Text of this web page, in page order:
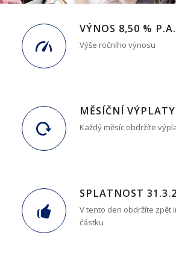
VÝNOS 8,50 % P.A.
Výše ročního výnosu
MĚSÍČNÍ VÝPLATY
Každý měsíc obdržíte
SPLATNOST
V tento den obdržíte zpět
částku